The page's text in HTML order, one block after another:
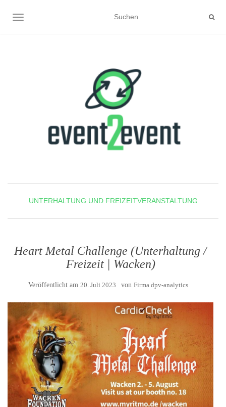
NAVIGATION UMSCHALTEN
UNTERHALTUNG UND FREIZEITVERANSTALTUNG
Heart Metal Challenge (Unterhaltung /
Freizeit | Wacken)
Veröffentlicht am 20. Juli 2023 von Firma dpv-analytics